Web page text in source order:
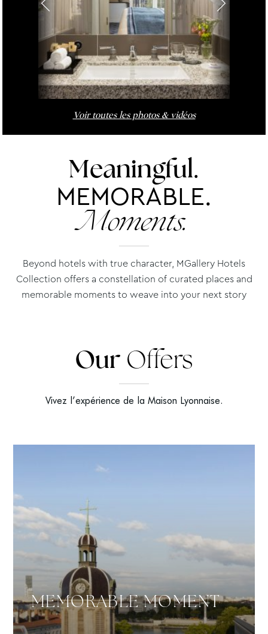
Voir toutes les photos & vidéos
Meaningful.
MEMORABLE.
Moments.
Beyond hotels with true character, MGallery Hotels
Collection offers a constellation of curated places and
memorable moments to weave into your next story
Our Offers
Vivez l’expérience de la Maison Lyonnaise.
MEMORABLE MOMENT